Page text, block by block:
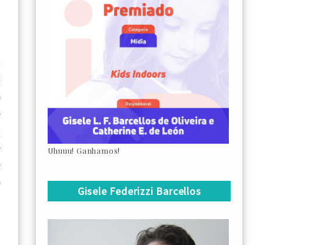
Uhuuu! Ganhamos!
Gisele Federizzi Barcellos